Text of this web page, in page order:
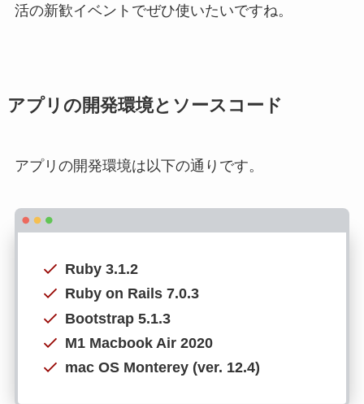
活の新歓イベントでぜひ使いたいですね。
アプリの開発環境とソースコード
アプリの開発環境は以下の通りです。
Ruby 3.1.2
Ruby on Rails 7.0.3
Bootstrap 5.1.3
M1 Macbook Air 2020
mac OS Monterey (ver. 12.4)